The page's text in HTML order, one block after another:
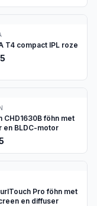
T4 compact IPL roze
CHD1630B föhn met
en BLDC-motor
Pro föhn met
en diffuser